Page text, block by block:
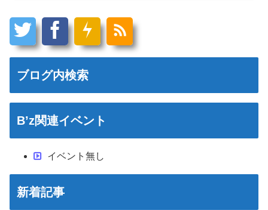
ブログ内検索
B’z関連イベント
イベント無し
新着記事